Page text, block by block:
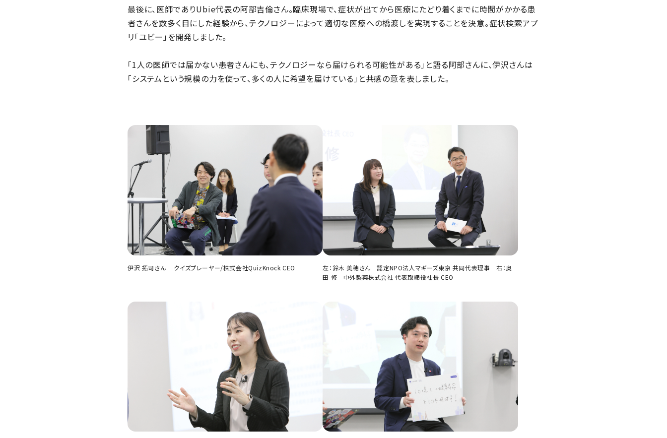
最後に、医師でありUbie代表の阿部吉倫さん。臨床現場で、症状が出てから医療にたどり着くまでに時間がかかる患
者さんを数多く目にした経験から、テクノロジーによって適切な医療への橋渡しを実現することを決意。症状検索アプ
リ「ユビー」を開発しました。
「1人の医師では届かない患者さんにも、テクノロジーなら届けられる可能性がある」と語る阿部さんに、伊沢さんは
「システムという規模の力を使って、多くの人に希望を届けている」と共感の意を表しました。
伊沢 拓司さん クイズプレーヤー/株式会社QuizKnock CEO
左：鈴木 美穂さん 認定NPO法人マギーズ東京 共同代表理事 右：奥
田 修 中外製薬株式会社 代表取締役社長 CEO